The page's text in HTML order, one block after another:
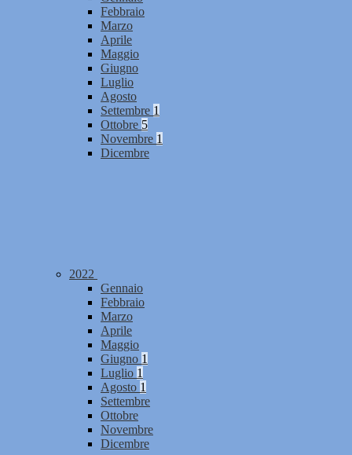
Febbraio
Marzo
Aprile
Maggio
Giugno
Luglio
Agosto
Settembre 1
Ottobre 5
Novembre 1
Dicembre
2022
Gennaio
Febbraio
Marzo
Aprile
Maggio
Giugno 1
Luglio 1
Agosto 1
Settembre
Ottobre
Novembre
Dicembre